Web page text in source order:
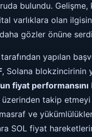
bulundu. Gelişme,
varlıklara olan
gözler önüne
yapılan
, Solana blokzincirinin
fiyat performansını
takip etmeyi
ve
SOL fiyat